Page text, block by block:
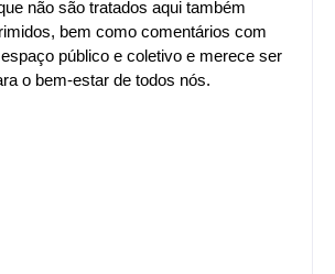
não são tratados aqui também
bem como comentários com
público e coletivo e merece ser
o bem-estar de todos nós.